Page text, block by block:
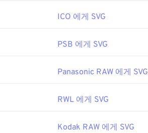
ICO 에게 SVG
PSB 에게 SVG
Panasonic RAW 에게 SVG
RWL 에게 SVG
Kodak RAW 에게 SVG